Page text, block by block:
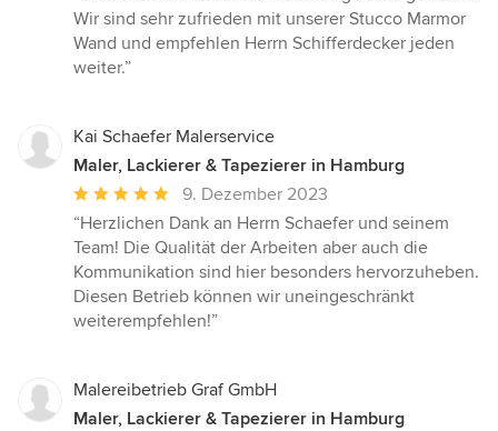
5
von
5
Wir sind sehr zufrieden mit unserer Stucco Marmor
Wand und empfehlen Herrn Schifferdecker jeden
weiter.”
Kai Schaefer Malerservice
Maler, Lackierer & Tapezierer in Hamburg
Durchschnittliche
Bewertung:
5
von
5
Sternen
9. Dezember 2023
“Herzlichen Dank an Herrn Schaefer und seinem
Team! Die Qualität der Arbeiten aber auch die
Kommunikation sind hier besonders hervorzuheben.
Diesen Betrieb können wir uneingeschränkt
weiterempfehlen!”
Malereibetrieb Graf GmbH
Maler, Lackierer & Tapezierer in Hamburg